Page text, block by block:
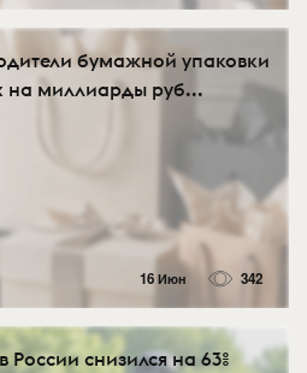
бумажной упаковки
на миллиарды руб...
16 Июн 342
снизился на 63%